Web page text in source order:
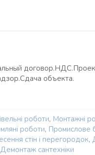
объекта.
роботи, Монтажні
роботи, Промислове
стін і перегородок,
Демонтаж сантехніки